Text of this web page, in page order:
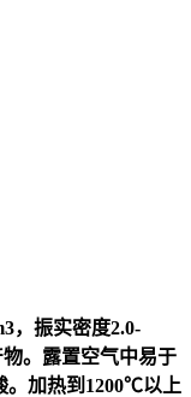
，振实密度2.0-
。露置空气中易于
。加热到1200℃以上